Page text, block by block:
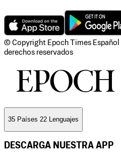
© Copyright Epoch Times Español
derechos reservados
35 Países 22 Lenguajes
DESCARGA NUESTRA APP